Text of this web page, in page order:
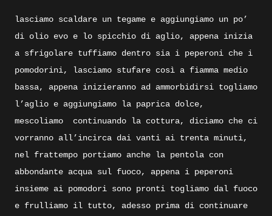
lasciamo scaldare un tegame e aggiungiamo un po’
di olio evo e lo spicchio di aglio, appena inizia
a sfrigolare tuffiamo dentro sia i peperoni che i
pomodorini, lasciamo stufare così a fiamma medio
bassa, appena inizieranno ad ammorbidirsi togliamo
l’aglio e aggiungiamo la paprica dolce,
mescoliamo
continuando la cottura, diciamo che ci
vorranno all’incirca dai vanti ai trenta minuti,
nel frattempo portiamo anche la pentola con
abbondante acqua sul fuoco, appena i peperoni
insieme ai pomodori sono pronti togliamo dal fuoco
e frulliamo il tutto, adesso prima di continuare